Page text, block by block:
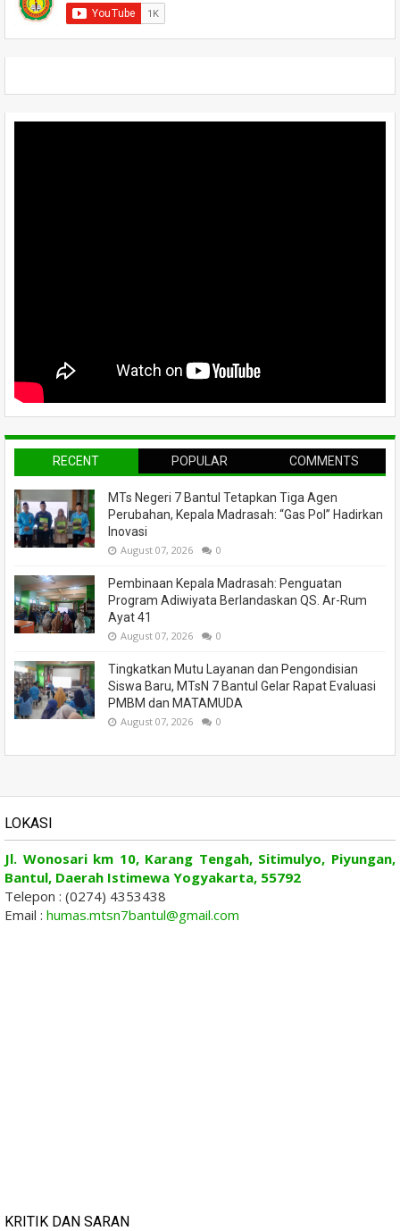
RECENT POPULAR COMMENTS
MTs Negeri 7 Bantul Tetapkan Tiga Agen
Perubahan, Kepala Madrasah: “Gas Pol” Hadirkan
Inovasi
August 07, 2026 0
Pembinaan Kepala Madrasah: Penguatan
Program Adiwiyata Berlandaskan QS. Ar-Rum
Ayat 41
August 07, 2026 0
Tingkatkan Mutu Layanan dan Pengondisian
Siswa Baru, MTsN 7 Bantul Gelar Rapat Evaluasi
PMBM dan MATAMUDA
August 07, 2026 0
LOKASI
Jl. Wonosari km 10, Karang Tengah, Sitimulyo, Piyungan,
Bantul, Daerah Istimewa Yogyakarta, 55792
Telepon : (0274) 4353438
Email : humas.mtsn7bantul@gmail.com
KRITIK DAN SARAN